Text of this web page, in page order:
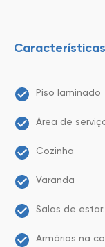
Piso laminado
Área de
Cozinha
Varanda
Salas de
Armários na